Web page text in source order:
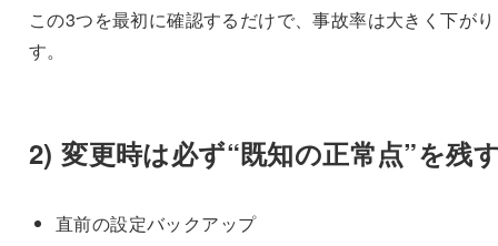
この3つを最初に確認するだけで、事故率は大きく下が
す。
2) 変更時は必ず“既知の正常点”を残
直前の設定バックアップ